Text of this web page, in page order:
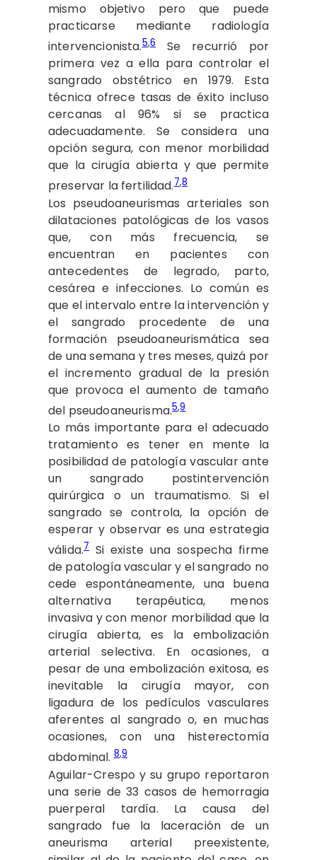
mismo objetivo pero que puede
practicarse mediante radiología
intervencionista.5,6
Se recurrió por
primera vez a ella para controlar el
sangrado obstétrico en 1979. Esta
técnica ofrece tasas de éxito incluso
cercanas al 96% si se practica
adecuadamente. Se considera una
opción segura, con menor morbilidad
que la cirugía abierta y que permite
preservar la fertilidad.7,8
Los pseudoaneurismas arteriales son
dilataciones patológicas de los vasos
que, con más frecuencia, se
encuentran en pacientes con
antecedentes de legrado, parto,
cesárea e infecciones. Lo común es
que el intervalo entre la intervención y
el sangrado procedente de una
formación pseudoaneurismática sea
de una semana y tres meses, quizá por
el incremento gradual de la presión
que provoca el aumento de tamaño
del pseudoaneurisma.5,9
Lo más importante para el adecuado
tratamiento es tener en mente la
posibilidad de patología vascular ante
un sangrado postintervención
quirúrgica o un traumatismo. Si el
sangrado se controla, la opción de
esperar y observar es una estrategia
válida.7Si existe una sospecha firme
de patología vascular y el sangrado no
cede espontáneamente, una buena
alternativa terapéutica, menos
invasiva y con menor morbilidad que la
cirugía abierta, es la embolización
arterial selectiva. En ocasiones, a
pesar de una embolización exitosa, es
inevitable la cirugía mayor, con
ligadura de los pedículos vasculares
aferentes al sangrado o, en muchas
ocasiones, con una histerectomía
abdominal. 8,9
Aguilar-Crespo y su grupo reportaron
una serie de 33 casos de hemorragia
puerperal tardía. La causa del
sangrado fue la laceración de un
aneurisma arterial preexistente,